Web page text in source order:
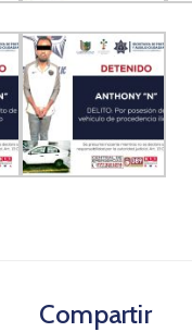
Compartir